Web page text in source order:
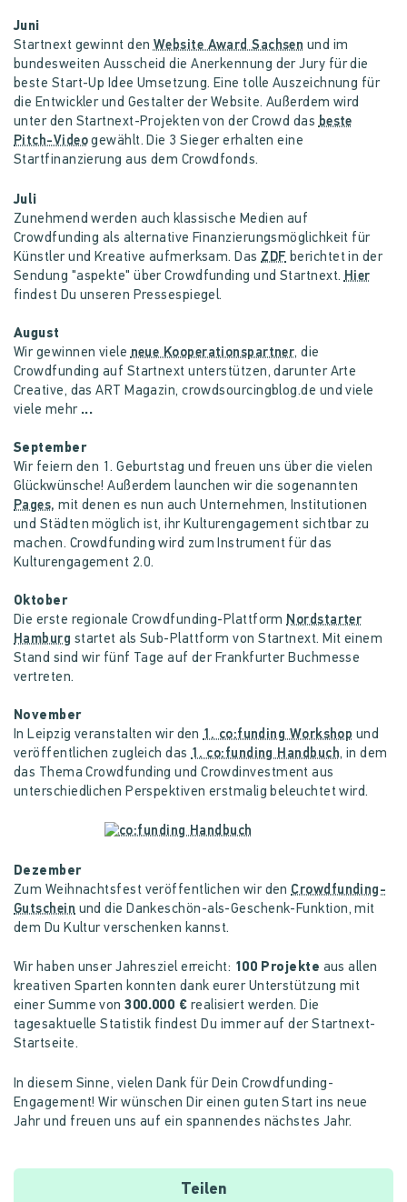
Juni
Startnext gewinnt denWebsite Award Sachsen und im
bundesweiten Ausscheid die Anerkennung der Jury für die
beste Start-Up Idee Umsetzung. Eine tolle Auszeichnung für
die Entwickler und Gestalter der Website. Außerdem wird
unter den Startnext-Projekten von der Crowd dasbeste
Pitch-Videogewählt. Die 3 Sieger erhalten eine
Startfinanzierung aus dem Crowdfonds.
Juli
Zunehmend werden auch klassische Medien auf
Crowdfunding als alternative Finanzierungsmöglichkeit für
Künstler und Kreative aufmerksam. Das ZDF berichtet in der
Sendung "aspekte" über Crowdfunding und Startnext. Hier
findest Du unseren Pressespiegel.
August
Wir gewinnen viele neue Kooperationspartner, die
Crowdfunding auf Startnext unterstützen, darunter Arte
Creative, das ART Magazin, crowdsourcingblog.de und viele
viele mehr ...
September
Wir feiern den 1. Geburtstag und freuen uns über die vielen
Glückwünsche! Außerdem launchen wir die sogenannten
Pages, mit denen es nun auch Unternehmen, Institutionen
und Städten möglich ist, ihr Kulturengagement sichtbar zu
machen. Crowdfunding wird zum Instrument für das
Kulturengagement 2.0.
Oktober
Die erste regionale Crowdfunding-Plattform Nordstarter
Hamburg startet als Sub-Plattform von Startnext. Mit einem
Stand sind wir fünf Tage auf der Frankfurter Buchmesse
vertreten.
November
In Leipzig veranstalten wir den 1. co:funding Workshop und
veröffentlichen zugleich das 1. co:funding Handbuch, in dem
das Thema Crowdfunding und Crowdinvestment aus
unterschiedlichen Perspektiven erstmalig beleuchtet wird.
Dezember
Zum Weihnachtsfest veröffentlichen wir den Crowdfunding-
Gutschein und die Dankeschön-als-Geschenk-Funktion, mit
dem Du Kultur verschenken kannst.
Wir haben unser Jahresziel erreicht: 100 Projekte aus allen
kreativen Sparten konnten dank eurer Unterstützung mit
einer Summe von300.000 € realisiert werden. Die
tagesaktuelle Statistik findest Du immer auf der Startnext-
Startseite.
In diesem Sinne, vielen Dank für Dein Crowdfunding-
Engagement! Wir wünschen Dir einen guten Start ins neue
Jahr und freuen uns auf ein spannendes nächstes Jahr.
Teilen